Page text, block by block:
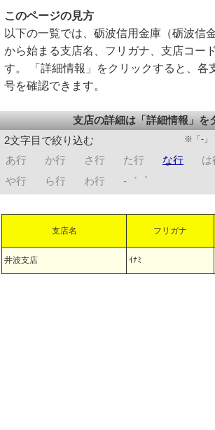
このページの見方
以下の一覧では、砺波信用金庫（砺波信
から始まる支店名、フリガナ、支店コー
す。 「詳細情報」をクリックすると、各
号を確認できます。
支店の詳細は「詳細情報」を
2文字目で絞り込む
※「-」
あ行 か行 さ行 た行 な行 は
や行
ら行 わ行 -゛゜
支店名 フリガナ
井波支店 ｲﾅﾐ